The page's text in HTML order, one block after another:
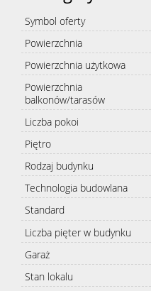
Symbol oferty
Powierzchnia
Powierzchnia użytkowa
Powierzchnia
balkonów/tarasów
Liczba pokoi
Piętro
Rodzaj budynku
Technologia budowlana
Standard
Liczba pięter w budynku
Garaż
Stan lokalu